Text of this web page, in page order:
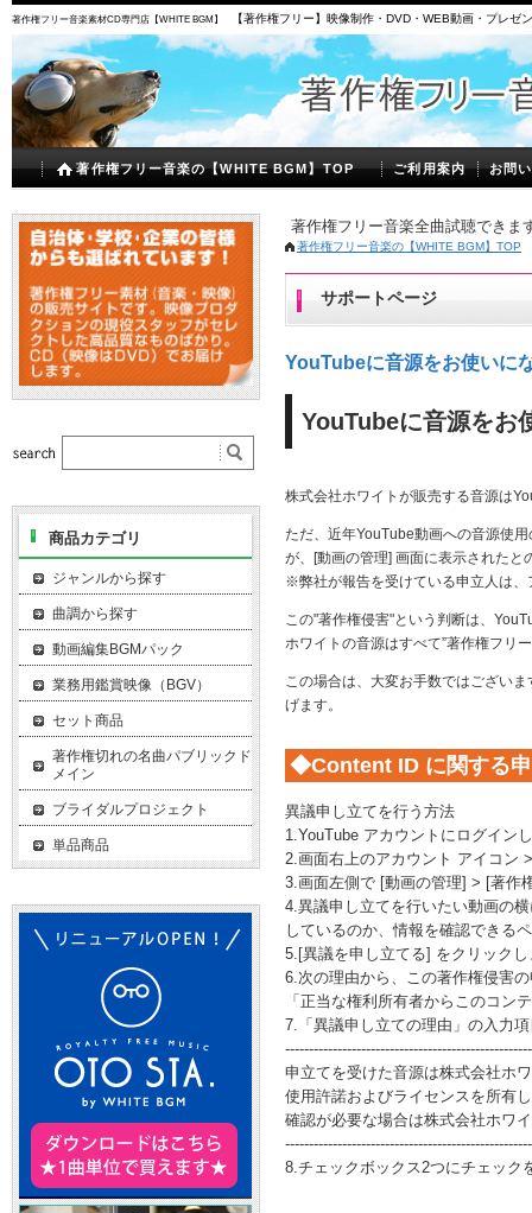
著作権フリー音楽素材CD専門店【WHITE BGM】 【著作権フリー】映像制作・DVD・WEB動画・プレ
著作権フリー音楽の【WHITE BGM】TOP ご利用案内 お問
著作権フリー音楽全曲試聴できま
著作権フリー音楽の【WHITE BGM】TOP
サポートページ
YouTubeに音源をお使いに
YouTubeに音源をお
株式会社ホワイトが販売する音源は
ただ、近年YouTube動画への音源使
が、[動画の管理] 画面に表示されたと
※弊社が報告を受けている申立人は、
この"著作権侵害"という判断は、
ホワイトの音源はすべて”著作権フリ
この場合は、大変お手数ではござい
げます。
◆Content ID に関する
異議申し立てを行う方法
1.YouTube アカウントにログイン
2.画面右上のアカウント アイコン
3.画面左側で [動画の管理] > [著作
4.異議申し立てを行いたい動画の
しているのか、情報を確認できる
5.[異議を申し立てる] をクリック
6.次の理由から、この著作権侵害
「正当な権利所有者からこのコン
7.「異議申し立ての理由」の入力
申立てを受けた音源は株式会社ホ
使用許諾およびライセンスを所有
確認が必要な場合は株式会社ホワ
8.チェックボックス2つにチェック
商品カテゴリ
ジャンルから探す
曲調から探す
動画編集BGMパック
業務用鑑賞映像（BGV）
セット商品
著作権切れの名曲パブリックド
メイン
ブライダルプロジェクト
単品商品